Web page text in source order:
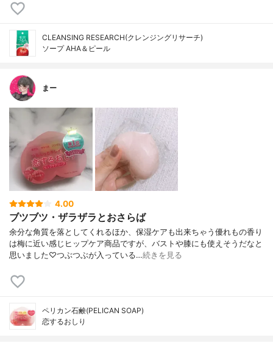
CLEANSING RESEARCH(クレンジングリサーチ)
ソープ AHA＆ピール
まー
4.00
ブツブツ・ザラザラとおさらば
余分な角質を落としてくれるほか、保湿ケアも出来ちゃう優れもの香り
は梅に近い感じヒップケア商品ですが、バストや膝にも使えそうだなと
思いました♡つぶつぶが入っている…続きを見る
ペリカン石鹸(PELICAN SOAP)
恋するおしり